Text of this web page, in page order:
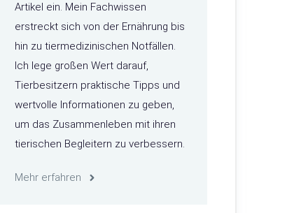
Artikel ein. Mein Fachwissen
erstreckt sich von der Ernährung bis
hin zu tiermedizinischen Notfällen.
Ich lege großen Wert darauf,
Tierbesitzern praktische Tipps und
wertvolle Informationen zu geben,
um das Zusammenleben mit ihren
tierischen Begleitern zu verbessern.
Mehr erfahren